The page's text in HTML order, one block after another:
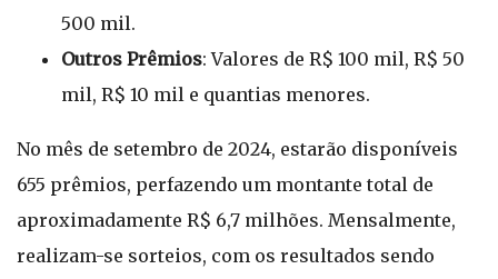
500 mil.
Outros Prêmios: Valores de R$ 100 mil, R$ 50
mil, R$ 10 mil e quantias menores.
No mês de setembro de 2024, estarão disponíveis
655 prêmios, perfazendo um montante total de
aproximadamente R$ 6,7 milhões. Mensalmente,
realizam-se sorteios, com os resultados sendo